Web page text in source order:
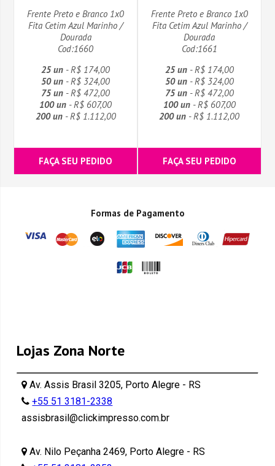
Frente Preto e Branco 1x0
Fita Cetim Azul Marinho /
Dourada
Cod:1660
25 un - R$ 174,00
50 un - R$ 324,00
75 un - R$ 472,00
100 un - R$ 607,00
200 un- R$ 1.112,00
FAÇA SEU PEDIDO
Frente Preto e Branco 1x0
Fita Cetim Azul Marinho /
Dourada
Cod:1661
25 un- R$ 174,00
50 un- R$ 324,00
75 un- R$ 472,00
100 un- R$ 607,00
200 un - R$ 1.112,00
FAÇA SEU PEDIDO
Formas de Pagamento
Lojas Zona Norte
Av. Assis Brasil 3205, Porto Alegre - RS
+55 51 3181-2338
assisbrasil@clickimpresso.com.br
Av. Nilo Peçanha 2469, Porto Alegre - RS